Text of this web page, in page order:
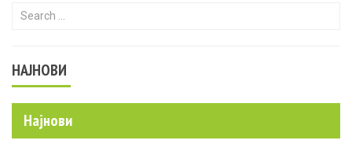
Search for:
НАЈНОВИ
Најнови